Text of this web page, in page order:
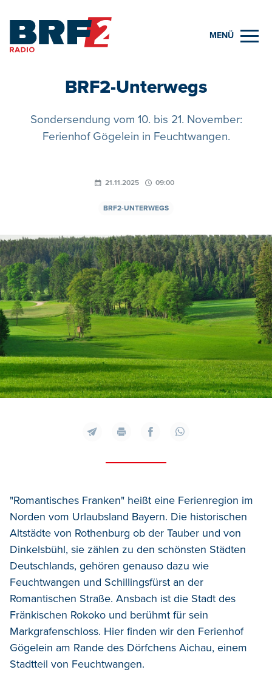
MENÜ
BRF2-Unterwegs
Sondersendung vom 10. bis 21. November:
Ferienhof Gögelein in Feuchtwangen.
21.11.2025 09:00
BRF2-UNTERWEGS
"Romantisches Franken" heißt eine Ferienregion im
Norden vom Urlaubsland Bayern. Die historischen
Altstädte von Rothenburg ob der Tauber und von
Dinkelsbühl, sie zählen zu den schönsten Städten
Deutschlands, gehören genauso dazu wie
Feuchtwangen und Schillingsfürst an der
Romantischen Straße. Ansbach ist die Stadt des
Fränkischen Rokoko und berühmt für sein
Markgrafenschloss. Hier finden wir den Ferienhof
Gögelein am Rande des Dörfchens Aichau, einem
Stadtteil von Feuchtwangen.